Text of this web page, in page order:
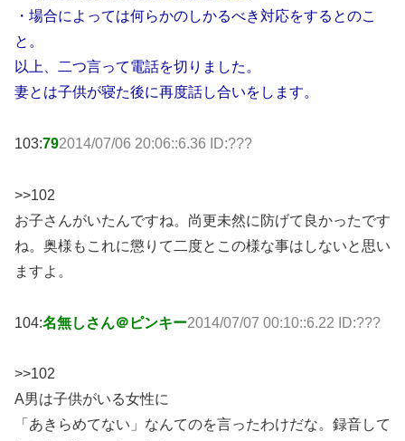
・場合によっては何らかのしかるべき対応をするとのこ
と。
以上、二つ言って電話を切りました。
妻とは子供が寝た後に再度話し合いをします。
103:792014/07/06 20:06::6.36 ID:???
>>102
お子さんがいたんですね。尚更未然に防げて良かったです
ね。奥様もこれに懲りて二度とこの様な事はしないと思い
ますよ。
104:名無しさん＠ピンキー2014/07/07 00:10::6.22 ID:???
>>102
A男は子供がいる女性に
「あきらめてない」なんてのを言ったわけだな。録音して